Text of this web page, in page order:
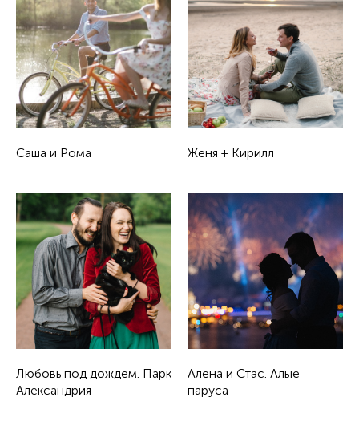
Саша и Рома Женя + Кирилл
Любовь под дождем. Парк
Александрия
Алена и Стас. Алые
паруса